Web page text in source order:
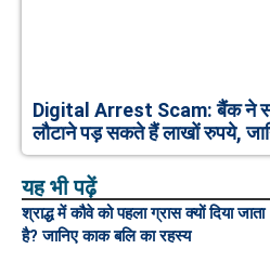
Digital Arrest Scam: बैंक ने
लौटाने पड़ सकते हैं लाखों रुपये,
यह भी पढ़ें
श्राद्ध में कौवे को पहला ग्रास क्यों दिया जाता
है? जानिए काक बलि का रहस्य